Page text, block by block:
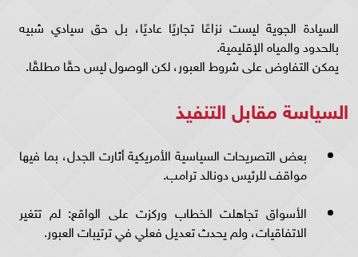
السيادة الجوية ليست نزاعًا تجاريًا عاديًا، بل حق سيادي شبيه
بالحدود والمياه الإقليمية.
يمكن التفاوض على شروط العبور، لكن الوصول ليس حقًا مطلقًا.
السياسة مقابل التنفيذ
بعض التصريحات السياسية الأمريكية أثارت الجدل، بما فيها
مواقف للرئيس دونالد ترامب.
الأسواق تجاهلت الخطاب وركزت على الواقع: لم تتغير
الاتفاقيات، ولم يحدث تعديل فعلي في ترتيبات العبور.